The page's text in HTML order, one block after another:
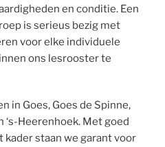
en conditie. Een
is serieus bezig met
voor elke individuele
ons lesrooster te
in Goes, Goes de Spinne,
Heerenhoek. Met goed
staan we garant voor